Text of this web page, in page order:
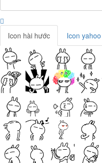
Icon hài hước Icon yahoo